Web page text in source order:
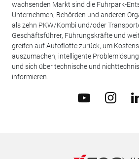
wachsenden Markt sind die Fuhrpark-
Unternehmen, Behörden und anderen
als zehn PKW/Kombi und/oder
Geschäftsführer, Führungskräfte und
greifen auf Autoflotte zurück, um
auszumachen, intelligente
und sich über technische und
informieren.